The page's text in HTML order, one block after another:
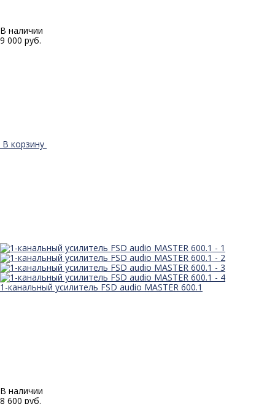
В наличии
9 000 руб.
В корзину
1-канальный усилитель FSD audio MASTER 600.1
В наличии
8 600 руб.